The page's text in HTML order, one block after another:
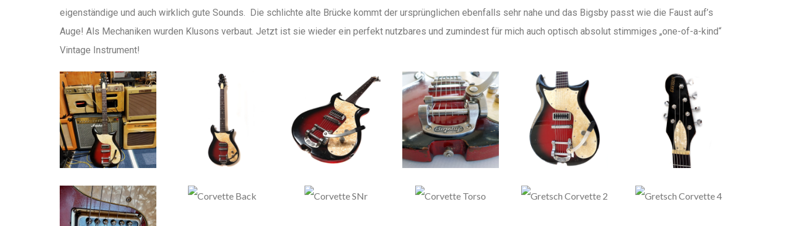
eigenständige und auch wirklich gute Sounds. Die schlichte alte Brücke kommt der ursprünglichen ebenfalls sehr nahe und das Bigsby passt wie die Faust auf’s
Auge! Als Mechaniken wurden Klusons verbaut. Jetzt ist sie wieder ein perfekt nutzbares und zumindest für mich auch optisch absolut stimmiges „one-of-a-kind“
Vintage Instrument!